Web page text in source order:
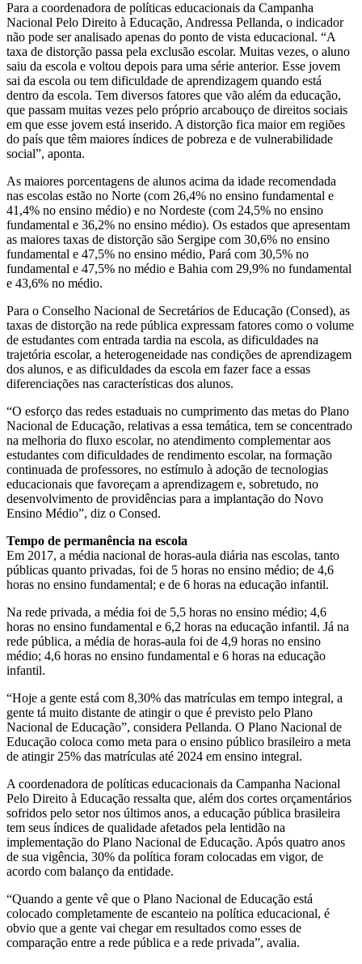
Para a coordenadora de políticas educacionais da Campanha
Nacional Pelo Direito à Educação, Andressa Pellanda, o indicador
não pode ser analisado apenas do ponto de vista educacional. “A
taxa de distorção passa pela exclusão escolar. Muitas vezes, o aluno
saiu da escola e voltou depois para uma série anterior. Esse jovem
sai da escola ou tem dificuldade de aprendizagem quando está
dentro da escola. Tem diversos fatores que vão além da educação,
que passam muitas vezes pelo próprio arcabouço de direitos sociais
em que esse jovem está inserido. A distorção fica maior em regiões
do país que têm maiores índices de pobreza e de vulnerabilidade
social”, aponta.
As maiores porcentagens de alunos acima da idade recomendada
nas escolas estão no Norte (com 26,4% no ensino fundamental e
41,4% no ensino médio) e no Nordeste (com 24,5% no ensino
fundamental e 36,2% no ensino médio). Os estados que apresentam
as maiores taxas de distorção são Sergipe com 30,6% no ensino
fundamental e 47,5% no ensino médio, Pará com 30,5% no
fundamental e 47,5% no médio e Bahia com 29,9% no fundamental
e 43,6% no médio.
Para o Conselho Nacional de Secretários de Educação (Consed), as
taxas de distorção na rede pública expressam fatores como o volume
de estudantes com entrada tardia na escola, as dificuldades na
trajetória escolar, a heterogeneidade nas condições de aprendizagem
dos alunos, e as dificuldades da escola em fazer face a essas
diferenciações nas características dos alunos.
“O esforço das redes estaduais no cumprimento das metas do Plano
Nacional de Educação, relativas a essa temática, tem se concentrado
na melhoria do fluxo escolar, no atendimento complementar aos
estudantes com dificuldades de rendimento escolar, na formação
continuada de professores, no estímulo à adoção de tecnologias
educacionais que favoreçam a aprendizagem e, sobretudo, no
desenvolvimento de providências para a implantação do Novo
Ensino Médio”, diz o Consed.
Tempo de permanência na escola
Em 2017, a média nacional de horas-aula diária nas escolas, tanto
públicas quanto privadas, foi de 5 horas no ensino médio; de 4,6
horas no ensino fundamental; e de 6 horas na educação infantil.
Na rede privada, a média foi de 5,5 horas no ensino médio; 4,6
horas no ensino fundamental e 6,2 horas na educação infantil. Já na
rede pública, a média de horas-aula foi de 4,9 horas no ensino
médio; 4,6 horas no ensino fundamental e 6 horas na educação
infantil.
“Hoje a gente está com 8,30% das matrículas em tempo integral, a
gente tá muito distante de atingir o que é previsto pelo Plano
Nacional de Educação”, considera Pellanda. O Plano Nacional de
Educação coloca como meta para o ensino público brasileiro a meta
de atingir 25% das matrículas até 2024 em ensino integral.
A coordenadora de políticas educacionais da Campanha Nacional
Pelo Direito à Educação ressalta que, além dos cortes orçamentários
sofridos pelo setor nos últimos anos, a educação pública brasileira
tem seus índices de qualidade afetados pela lentidão na
implementação do Plano Nacional de Educação. Após quatro anos
de sua vigência, 30% da política foram colocadas em vigor, de
acordo com balanço da entidade.
“Quando a gente vê que o Plano Nacional de Educação está
colocado completamente de escanteio na política educacional, é
obvio que a gente vai chegar em resultados como esses de
comparação entre a rede pública e a rede privada”, avalia.